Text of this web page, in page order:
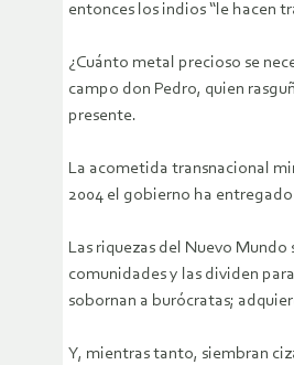
entonces los indios “le hacen
¿Cuánto metal precioso se
campo don Pedro, quien
presente.
La acometida transnacional
2004 el gobierno ha
Las riquezas del Nuevo
comunidades y las dividen
sobornan a burócratas;
Y, mientras tanto, siembran